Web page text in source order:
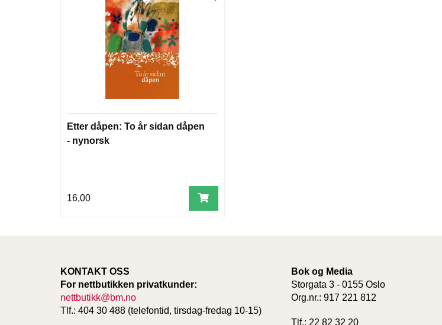
Etter dåpen: To år sidan dåpen
- nynorsk
16,00
KONTAKT OSS
For nettbutikken privatkunder:
nettbutikk@bm.no
Tlf.: 404 30 488 (telefontid, tirsdag-fredag 10-15)
Bok og Media
Storgata 3 - 0155 Oslo
Org.nr.: 917 221 812
Tlf.: 22 82 32 20